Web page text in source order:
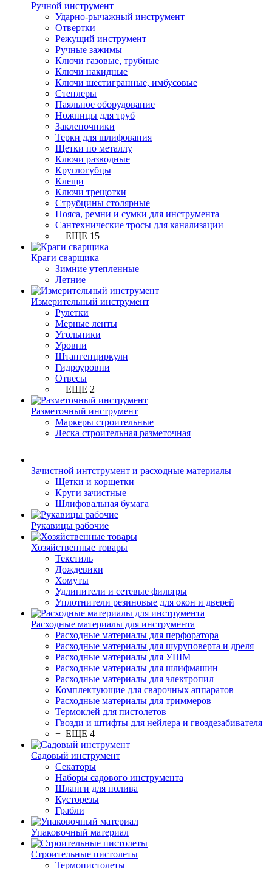
Ручной инструмент
Ударно-рычажный инструмент
Отвертки
Режущий инструмент
Ручные зажимы
Ключи газовые, трубные
Ключи накидные
Ключи шестигранные, имбусовые
Степлеры
Паяльное оборудование
Ножницы для труб
Заклепочники
Терки для шлифования
Щетки по металлу
Ключи разводные
Круглогубцы
Клещи
Ключи трещотки
Струбцины столярные
Пояса, ремни и сумки для инструмента
Сантехнические тросы для канализации
+ ЕЩЕ 15
Краги сварщика
Зимние утепленные
Летние
Измерительный инструмент
Рулетки
Мерные ленты
Угольники
Уровни
Штангенциркули
Гидроуровни
Отвесы
+ ЕЩЕ 2
Разметочный инструмент
Маркеры строительные
Леска строительная разметочная
Зачистной интструмент и расходные материалы
Щетки и корщетки
Круги зачистные
Шлифовальная бумага
Рукавицы рабочие
Хозяйственные товары
Текстиль
Дождевики
Хомуты
Удлинители и сетевые фильтры
Уплотнители резиновые для окон и дверей
Расходные материалы для инструмента
Расходные материалы для перфоратора
Расходные материалы для шуруповерта и дреля
Расходные материалы для УШМ
Расходные материалы для шлифмашин
Расходные материалы для электропил
Комплектующие для сварочных аппаратов
Расходные материалы для триммеров
Термоклей для пистолетов
Гвозди и штифты для нейлера и гвоздезабивателя
+ ЕЩЕ 4
Садовый инструмент
Секаторы
Наборы садового инструмента
Шланги для полива
Кусторезы
Грабли
Упаковочный материал
Строительные пистолеты
Термопистолеты